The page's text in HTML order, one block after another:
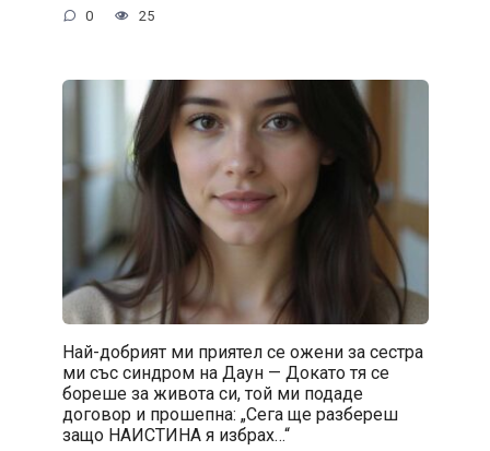
0 25
Най-добрият ми приятел се ожени за сестра
ми със синдром на Даун — Докато тя се
бореше за живота си, той ми подаде
договор и прошепна: „Сега ще разбереш
защо НАИСТИНА я избрах…“